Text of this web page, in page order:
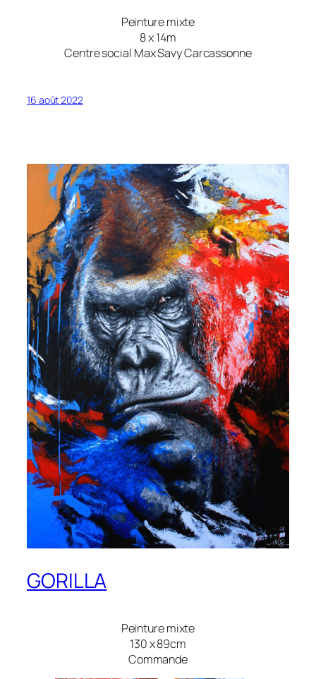
Peinture mixte
8 x 14m
Centre social Max Savy Carcassonne
16 août 2022
GORILLA
Peinture mixte
130 x 89cm
Commande